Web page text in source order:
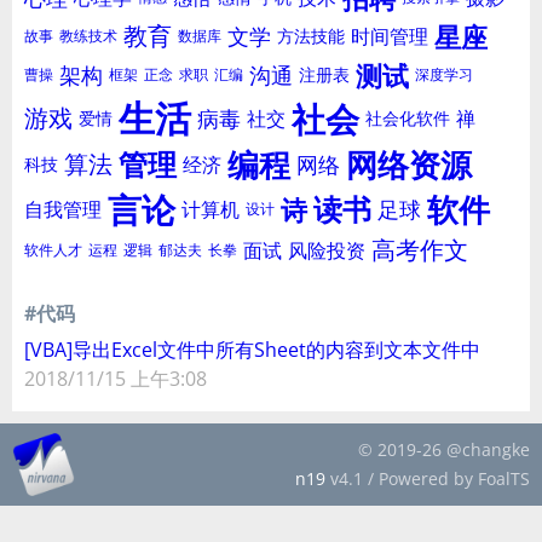
故事 教练技术 教育 数据库 文学 方法技能 时间管理 星座
曹操 架构 框架 正念 求职 汇编 沟通 注册表 测试 深度学习
游戏 爱情 生活 病毒 社交 社会 社会化软件 禅
科技 算法管理 经济 编程 网络 网络资源
自我管理 言论 计算机 设计 诗读书 足球 软件
软件人才 运程 逻辑 郁达夫 长拳 面试 风险投资 高考作文
#代码
[VBA]导出Excel文件中所有Sheet的内容到文本文件中
2018/11/15 上午3:08
© 2019-26 @changke
n19 v4.1 / Powered by FoalTS